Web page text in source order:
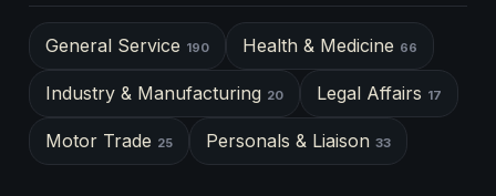
General Service 190 Health & Medicine 66
Industry & Manufacturing 20 Legal Affairs 17
Motor Trade 25 Personals & Liaison 33